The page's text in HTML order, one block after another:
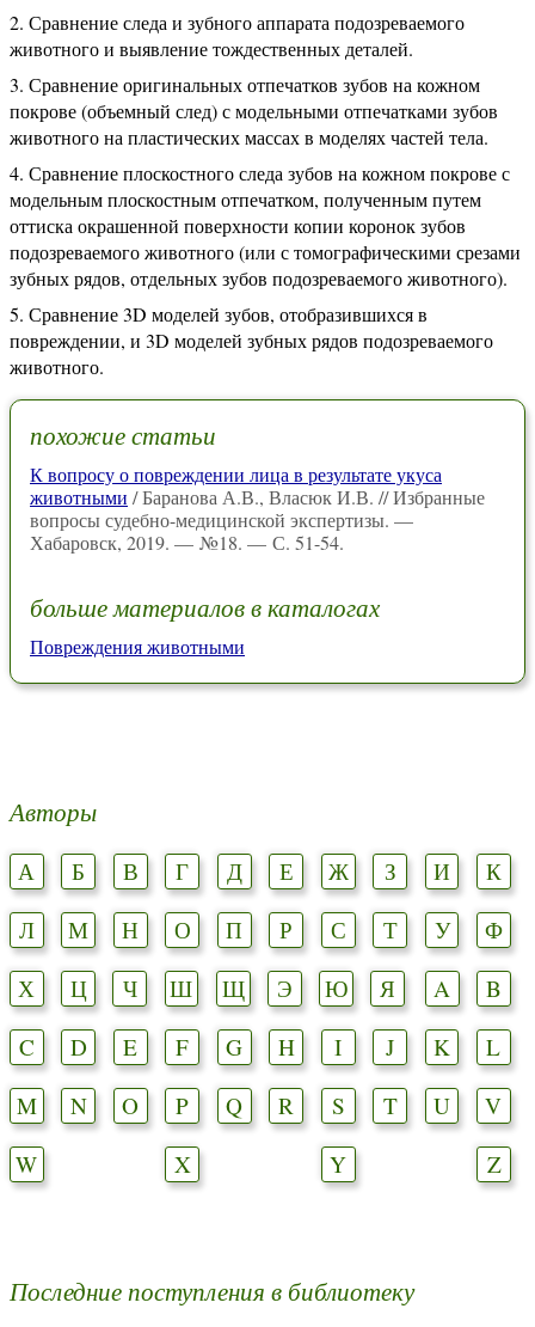
Сравнение следа и зубного аппарата подозреваемого
животного и выявление тождественных деталей.
Сравнение оригинальных отпечатков зубов на кожном
покрове (объемный след) с модельными отпечатками зубов
животного на пластических массах в моделях частей тела.
Сравнение плоскостного следа зубов на кожном покрове с
модельным плоскостным отпечатком, полученным путем
оттиска окрашенной поверхности копии коронок зубов
подозреваемого животного (или с томографическими срезами
зубных рядов, отдельных зубов подозреваемого животного).
Сравнение 3D моделей зубов, отобразившихся в
повреждении, и 3D моделей зубных рядов подозреваемого
животного.
похожие статьи
К вопросу о повреждении лица в результате укуса
животными / Баранова А.В., Власюк И.В. // Избранные
вопросы судебно-медицинской экспертизы. —
Хабаровск, 2019. — №18. — С. 51-54.
больше материалов в каталогах
Повреждения животными
Авторы
А Б В Г Д Е Ж З И
К
Л
М Н О П Р С Т У
Ф
Х
Ц Ч Ш Щ Э Ю Я A
B
C
D E F G H I J K
L
M
N O P Q R S T U
V
W
X Y Z
Последние поступления в библиотеку